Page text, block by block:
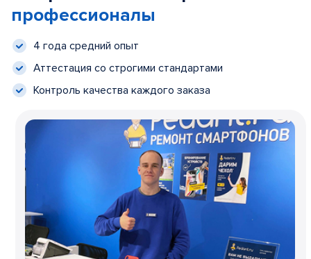
профессионалы
4 года средний опыт
Аттестация со строгими стандартами
Контроль качества каждого заказа